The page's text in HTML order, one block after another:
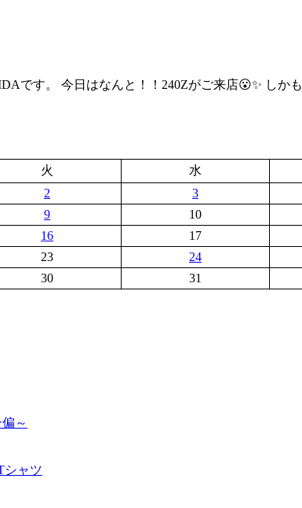
です。 今日はなんと！！240Zがご来店😮✨ し
火 水
2 3
9 10
16 17
23 24
30
31
～
シャツ